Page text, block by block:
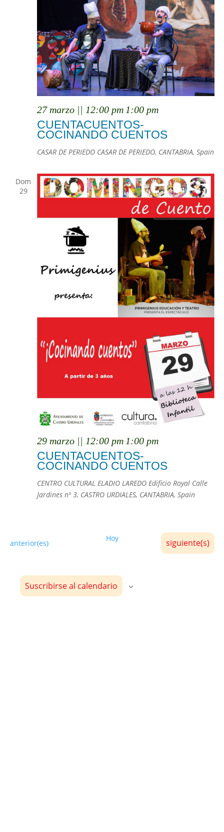
CUENTACUENTOS-
COCINANDO CUENTOS
27 marzo || 12:00 pm 1:00 pm
CASAR DE PERIEDO CASAR DE PERIEDO, CANTABRIA, Spain
Dom
29
CUENTACUENTOS-
COCINANDO CUENTOS
29 marzo || 12:00 pm 1:00 pm
CENTRO CULTURAL ELADIO LAREDO Edificio Royal Calle
Jardines nº 3, CASTRO URDIALES, CANTABRIA, Spain
Eventos
anterior(es)
Hoy Eventos
siguiente(s)
Suscribirse al calendario